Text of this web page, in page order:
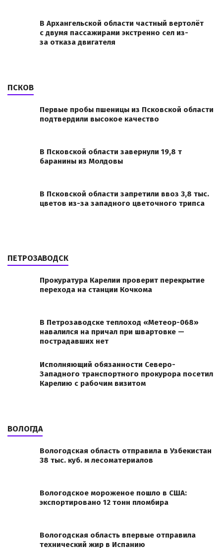
В Архангельской области частный вертолёт
с двумя пассажирами экстренно сел из-
за отказа двигателя
ПСКОВ
Первые пробы пшеницы из Псковской области
подтвердили высокое качество
В Псковской области завернули 19,8 т
баранины из Молдовы
В Псковской области запретили ввоз 3,8 тыс.
цветов из-за западного цветочного трипса
ПЕТРОЗАВОДСК
Прокуратура Карелии проверит перекрытие
перехода на станции Кочкома
В Петрозаводске теплоход «Метеор-068»
навалился на причал при швартовке —
пострадавших нет
Исполняющий обязанности Северо-
Западного транспортного прокурора посетил
Карелию с рабочим визитом
ВОЛОГДА
Вологодская область отправила в Узбекистан
38 тыс. куб. м лесоматериалов
Вологодское мороженое пошло в США:
экспортировано 12 тонн пломбира
Вологодская область впервые отправила
технический жир в Испанию